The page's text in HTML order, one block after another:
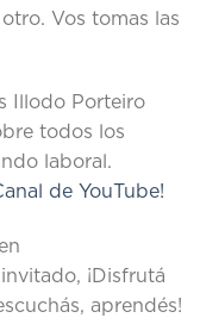
Vos tomas las
Illodo Porteiro
todos los
laboral.
de YouTube!
¡Disfrutá
aprendés!